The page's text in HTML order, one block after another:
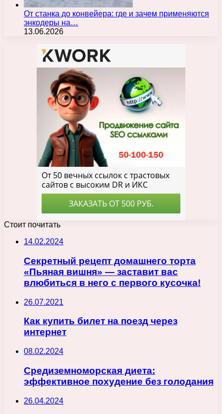
От станка до конвейера: где и зачем применяются
энкодеры на…
13.06.2026
Стоит почитать
14.02.2024
Секретный рецепт домашнего торта
«Пьяная вишня» — заставит вас
влюбиться в него с первого кусочка!
26.07.2021
Как купить билет на поезд через
интернет
08.02.2024
Средиземноморская диета:
эффективное похудение без голодания
26.04.2024